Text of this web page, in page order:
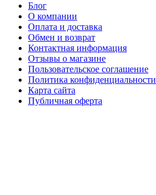
Блог
О компании
Оплата и доставка
Обмен и возврат
Контактная информация
Отзывы о магазине
Пользовательское соглашение
Политика конфиденциальности
Карта сайта
Публичная оферта